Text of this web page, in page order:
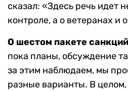
сказал: «Здесь речь идет
контроле, а о ветеранах и
О шестом пакете
пока планы, обсуждение
за этим наблюдаем, мы
разные варианты. В целом,